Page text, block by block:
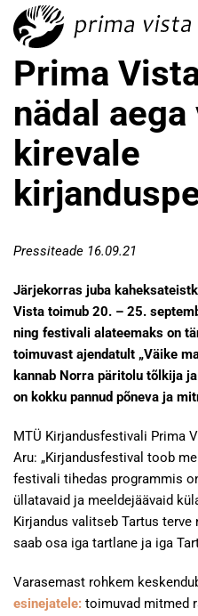
Prima
nädal
kirevale
Pressiteade 16.09.21
Järjekorras juba
Vista toimub 20. – 25.
ning festivali alateemaks on
toimuvast ajendatult „Väike
kannab Norra päritolu tõlkija
on kokku pannud põneva ja
MTÜ Kirjandusfestivali Prima
Aru: „Kirjandusfestival toob
festivali tihedas programmis
üllatavaid ja meeldejäävaid
Kirjandus valitseb Tartus
saab osa iga tartlane ja iga
Varasemast rohkem
esinejatele: toimuvad mitmed